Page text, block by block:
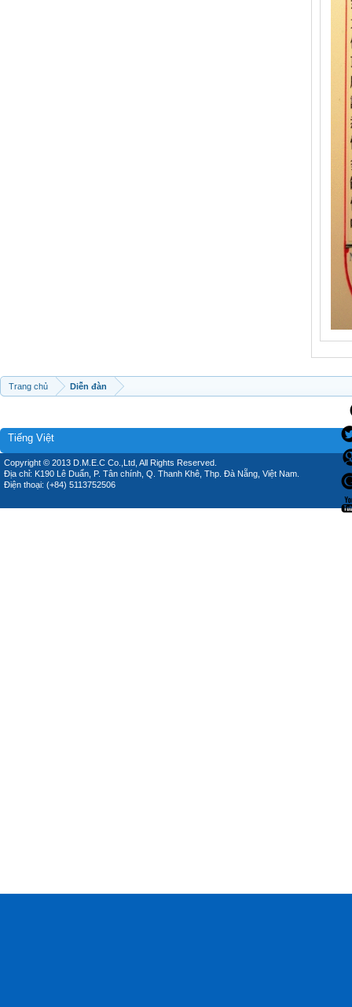
Trang chủ Diễn đàn
Tiếng Việt
Copyright © 2013 D.M.E.C Co.,Ltd, All Rights Reserved.
Địa chỉ: K190 Lê Duẩn, P. Tân chính, Q. Thanh Khê, Thp. Đà Nẵng, Việt Nam.
Điện thoại: (+84) 5113752506